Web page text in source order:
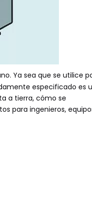
Ya sea que se utilice
especificado es
a tierra, cómo se
para ingenieros,